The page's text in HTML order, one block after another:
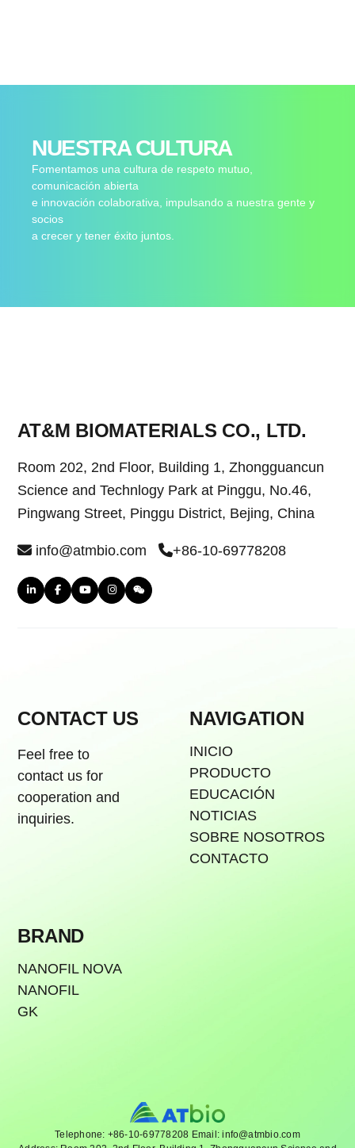
NUESTRA CULTURA
Fomentamos una cultura de respeto mutuo,
comunicación abierta
e innovación colaborativa, impulsando a nuestra gente y
socios
a crecer y tener éxito juntos.
AT&M BIOMATERIALS CO., LTD.
Room 202, 2nd Floor, Building 1, Zhongguancun
Science and Technlogy Park at Pinggu, No.46,
Pingwang Street, Pinggu District, Bejing, China
info@atmbio.com +86-10-69778208
CONTACT US
Feel free to
contact us for
cooperation and
inquiries.
NAVIGATION
INICIO
PRODUCTO
EDUCACIÓN
NOTICIAS
SOBRE NOSOTROS
CONTACTO
BRAND
NANOFIL NOVA
NANOFIL
GK
Telephone: +86-10-69778208 Email: info@atmbio.com